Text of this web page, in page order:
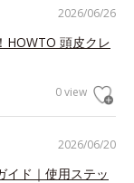
2026/06/26
HOWTO 頭皮クレ
0 view
2026/06/20
イド｜使用ステッ